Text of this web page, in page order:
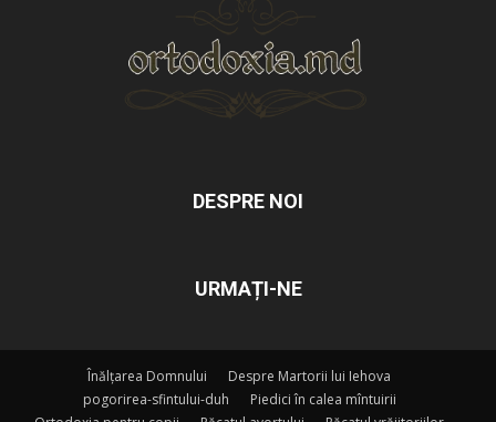
DESPRE NOI
URMAȚI-NE
Înălțarea Domnului
Despre Martorii lui Iehova
pogorirea-sfintului-duh
Piedici în calea mîntuirii